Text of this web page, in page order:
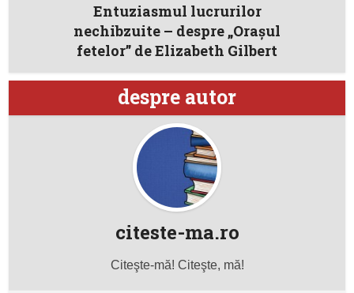
Entuziasmul lucrurilor
nechibzuite – despre „Oraşul
fetelor” de Elizabeth Gilbert
despre autor
citeste-ma.ro
Citeşte-mă! Citeşte, mă!